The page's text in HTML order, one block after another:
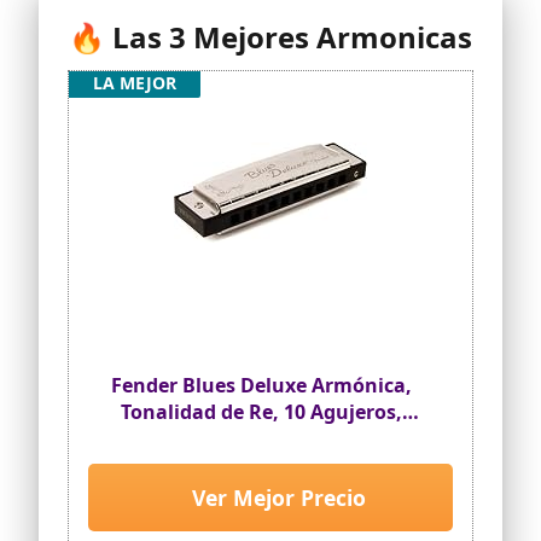
🔥 Las 3 Mejores Armonicas
Fender Blues Deluxe Armónica,
Tonalidad de Re, 10 Agujeros,
Ver Mejor Precio
LA MEJOR